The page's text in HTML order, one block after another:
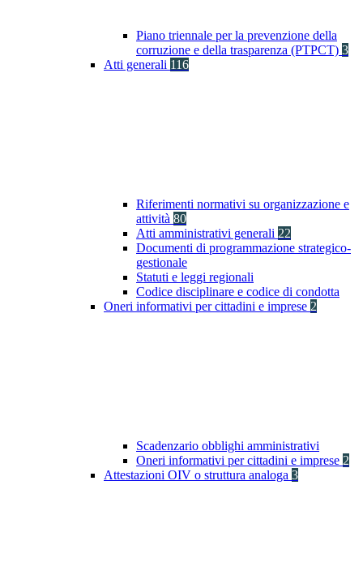
Piano triennale per la prevenzione della
corruzione e della trasparenza (PTPCT) 3
Atti generali 116
Riferimenti normativi su organizzazione e
attività 80
Atti amministrativi generali 22
Documenti di programmazione strategico-
gestionale
Statuti e leggi regionali
Codice disciplinare e codice di condotta
Oneri informativi per cittadini e imprese 2
Scadenzario obblighi amministrativi
Oneri informativi per cittadini e imprese 2
Attestazioni OIV o struttura analoga 3